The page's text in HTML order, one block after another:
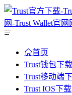
首页
Trust钱包下载
Trust移动端
Trust IOS下载